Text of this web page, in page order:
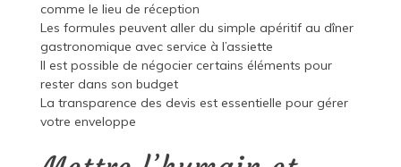
comme le lieu de réception
Les formules peuvent aller du simple apéritif au dîner
gastronomique avec service à l’assiette
Il est possible de négocier certains éléments pour
rester dans son budget
La transparence des devis est essentielle pour gérer
votre enveloppe